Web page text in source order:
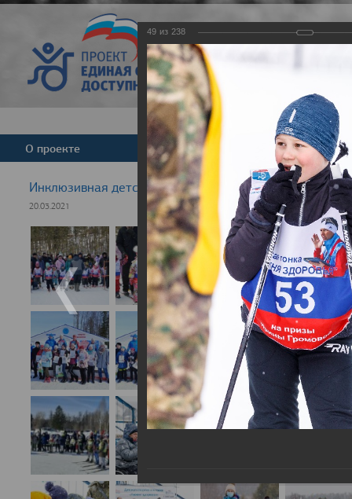
Версия для
О проекте Команда Новости
Инклюзивная детская гонка "Лыжня здоровья" 2021
20.03.2021
49 из 238